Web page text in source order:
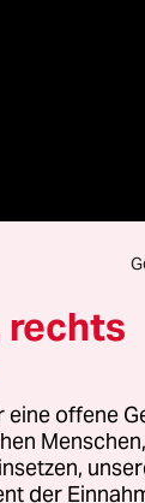
GmbH
Fragen
rechts
offene
der